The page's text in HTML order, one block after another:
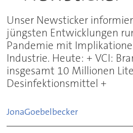
Unser Newsticker
jüngsten Entwicklungen
Pandemie mit
Industrie. Heute: + VCI:
insgesamt 10 Millionen
Desinfektionsmittel +
JonaGoebelbecker